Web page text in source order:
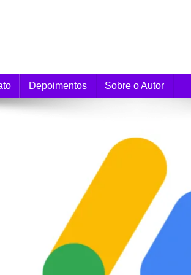
Depoimentos Sobre o Autor